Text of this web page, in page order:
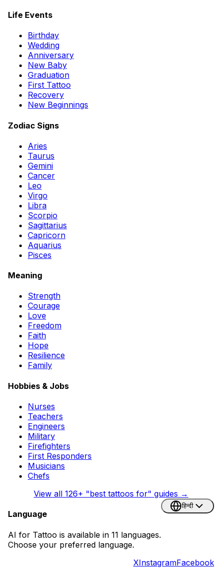
Life Events
Birthday
Wedding
Anniversary
New Baby
Graduation
First Tattoo
Recovery
New Beginnings
Zodiac Signs
Aries
Taurus
Gemini
Cancer
Leo
Virgo
Libra
Scorpio
Sagittarius
Capricorn
Aquarius
Pisces
Meaning
Strength
Courage
Love
Freedom
Faith
Hope
Resilience
Family
Hobbies & Jobs
Nurses
Teachers
Engineers
Military
Firefighters
First Responders
Musicians
Chefs
View all 126+ "best tattoos for" guides →
Language
AI for Tattoo is available in 11 languages.
Choose your preferred language.
हिन्दी
XInstagramFacebook